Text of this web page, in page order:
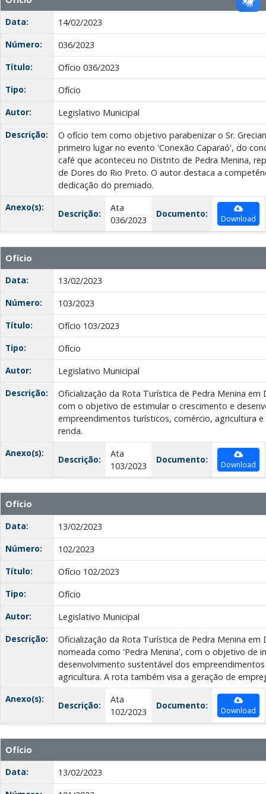
Data:
14/02/2023
Número:
036/2023
Título:
Ofício 036/2023
Tipo:
Ofício
Autor:
Legislativo Municipal
Descrição:
O ofício tem como objetivo parabenizar o Sr.
primeiro lugar no evento 'Conexão Caparaó', do
café que aconteceu no Distrito de Pedra Menina,
de Dores do Rio Preto. O autor destaca a
dedicação do premiado.
Anexo(s):
Descrição:
Ata
036/2023
Documento: Download
Ofício
Data:
13/02/2023
Número:
103/2023
Título:
Ofício 103/2023
Tipo:
Ofício
Autor:
Legislativo Municipal
Descrição:
Oficialização da Rota Turística de Pedra Menina em
com o objetivo de estimular o crescimento e
empreendimentos turísticos, comércio, agricultura
renda.
Anexo(s):
Descrição:
Ata
103/2023
Documento: Download
Ofício
Data:
13/02/2023
Número:
102/2023
Título:
Ofício 102/2023
Tipo:
Ofício
Autor:
Legislativo Municipal
Descrição:
Oficialização da Rota Turística de Pedra Menina em
nomeada como 'Pedra Menina', com o objetivo de
desenvolvimento sustentável dos
agricultura. A rota também visa a geração de
Anexo(s):
Descrição:
Ata
102/2023
Documento: Download
Ofício
Data:
13/02/2023